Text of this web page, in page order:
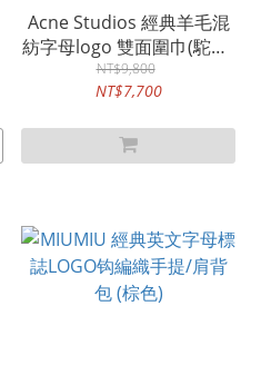
Acne Studios 經典羊毛混
紡字母logo 雙面圍巾(駝色/
棕色)
NT$9,800
NT$7,700